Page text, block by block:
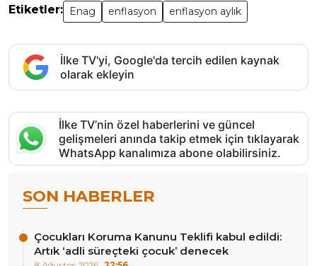
Etiketler: Enag enflasyon enflasyon aylık
İlke TV'yi, Google'da tercih edilen kaynak
olarak ekleyin
İlke TV’nin özel haberlerini ve güncel
gelişmeleri anında takip etmek için tıklayarak
WhatsApp kanalımıza abone olabilirsiniz.
SON HABERLER
Çocukları Koruma Kanunu Teklifi kabul edildi:
Artık ‘adli süreçteki çocuk’ denecek